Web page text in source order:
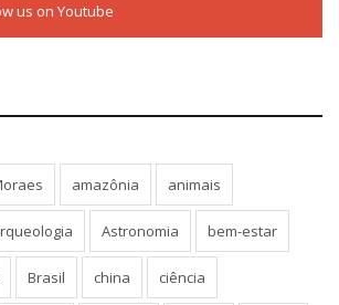
us on Youtube
amazônia animais
Astronomia bem-estar
Brasil china ciência